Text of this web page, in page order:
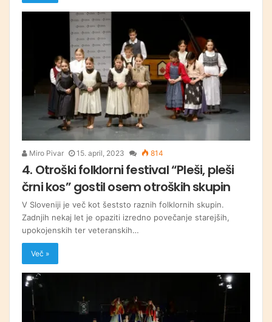
Miro Pivar 15. april, 2023 814
4. Otroški folklorni festival “Pleši, pleši
črni kos” gostil osem otroških skupin
V Sloveniji je več kot šeststo raznih folklornih skupin.
Zadnjih nekaj let je opaziti izredno povečanje starejših,
upokojenskih ter veteranskih…
Več »